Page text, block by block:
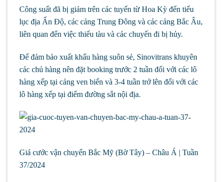
Công suất đã bị giảm trên các tuyến từ Hoa Kỳ đến tiểu
lục địa Ấn Độ, các cảng Trung Đông và các cảng Bắc Âu,
liên quan đến việc thiếu tàu và các chuyến đi bị hủy.
Để đảm bảo xuất khẩu hàng suôn sẻ, Sinovitrans khuyên
các chủ hàng nên đặt booking trước 2 tuần đối với các lô
hàng xếp tại cảng ven biển và 3-4 tuần trở lên đối với các
lô hàng xếp tại điểm đường sắt nội địa.
Giá cước vận chuyển Bắc Mỹ (Bờ Tây) – Châu Á | Tuần
37/2024